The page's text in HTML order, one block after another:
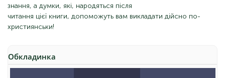
знання, а думки, які, народяться після
читання цієї книги, допоможуть вам викладати дійсно по-
християнськи!
Обкладинка